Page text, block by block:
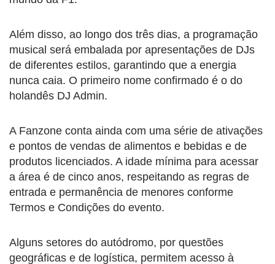
Além disso, ao longo dos três dias, a programação
musical será embalada por apresentações de DJs
de diferentes estilos, garantindo que a energia
nunca caia. O primeiro nome confirmado é o do
holandês DJ Admin.
A Fanzone conta ainda com uma série de ativações
e pontos de vendas de alimentos e bebidas e de
produtos licenciados. A idade mínima para acessar
a área é de cinco anos, respeitando as regras de
entrada e permanência de menores conforme
Termos e Condições do evento.
Alguns setores do autódromo, por questões
geográficas e de logística, permitem acesso à